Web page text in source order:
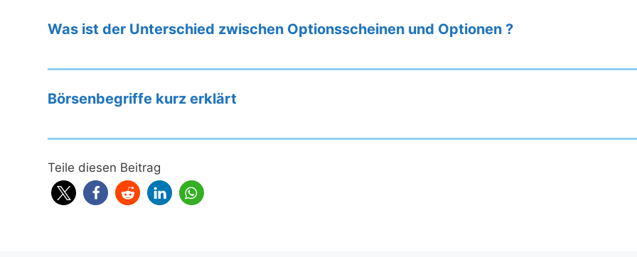
Was ist der Unterschied zwischen Optionsscheinen und Optionen ?
Börsenbegriffe kurz erklärt
Teile diesen Beitrag